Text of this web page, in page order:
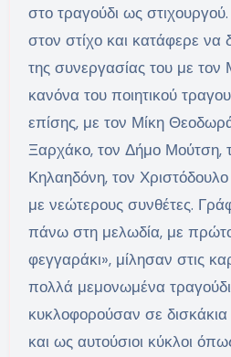
στο τραγούδι ως
στον στίχο και κατάφερε
της συνεργασίας του με τον
κανόνα του ποιητικού
επίσης, με τον Μίκη
Ξαρχάκο, τον Δήμο Μούτση,
Κηλαηδόνη, τον
με νεώτερους συνθέτες.
πάνω στη μελωδία, με
φεγγαράκι», μίλησαν στις
πολλά μεμονωμένα
κυκλοφορούσαν σε
και ως αυτούσιοι κύκλοι